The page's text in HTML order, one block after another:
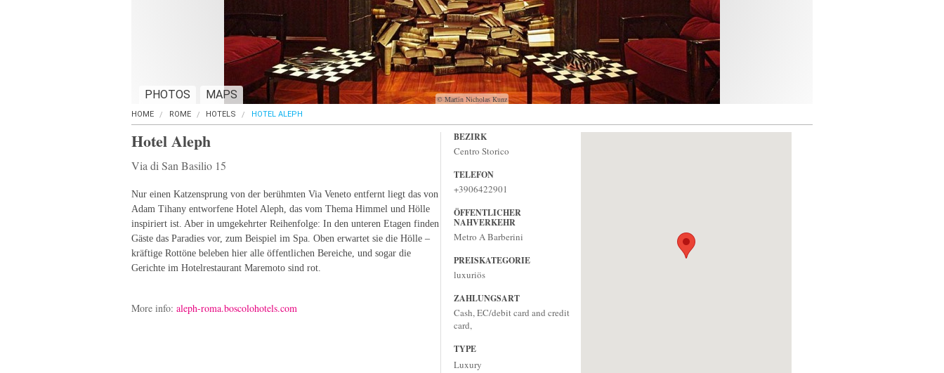
© Martin Nicholas Kunz
PHOTOS MAPS
HOME ROME HOTELS HOTEL ALEPH
Hotel Aleph
Via di San Basilio 15
Nur einen Katzensprung von der berühmten Via Veneto entfernt liegt das von
Adam Tihany entworfene Hotel Aleph, das vom Thema Himmel und Hölle
inspiriert ist. Aber in umgekehrter Reihenfolge: In den unteren Etagen finden
Gäste das Paradies vor, zum Beispiel im Spa. Oben erwartet sie die Hölle –
kräftige Rottöne beleben hier alle öffentlichen Bereiche, und sogar die
Gerichte im Hotelrestaurant Maremoto sind rot.
More info: aleph-roma.boscolohotels.com
BEZIRK
Centro Storico
TELEFON
+3906422901
ÖFFENTLICHER
NAHVERKEHR
Metro A Barberini
PREISKATEGORIE
luxuriös
ZAHLUNGSART
Cash, EC/debit card and credit
card,
TYPE
Luxury